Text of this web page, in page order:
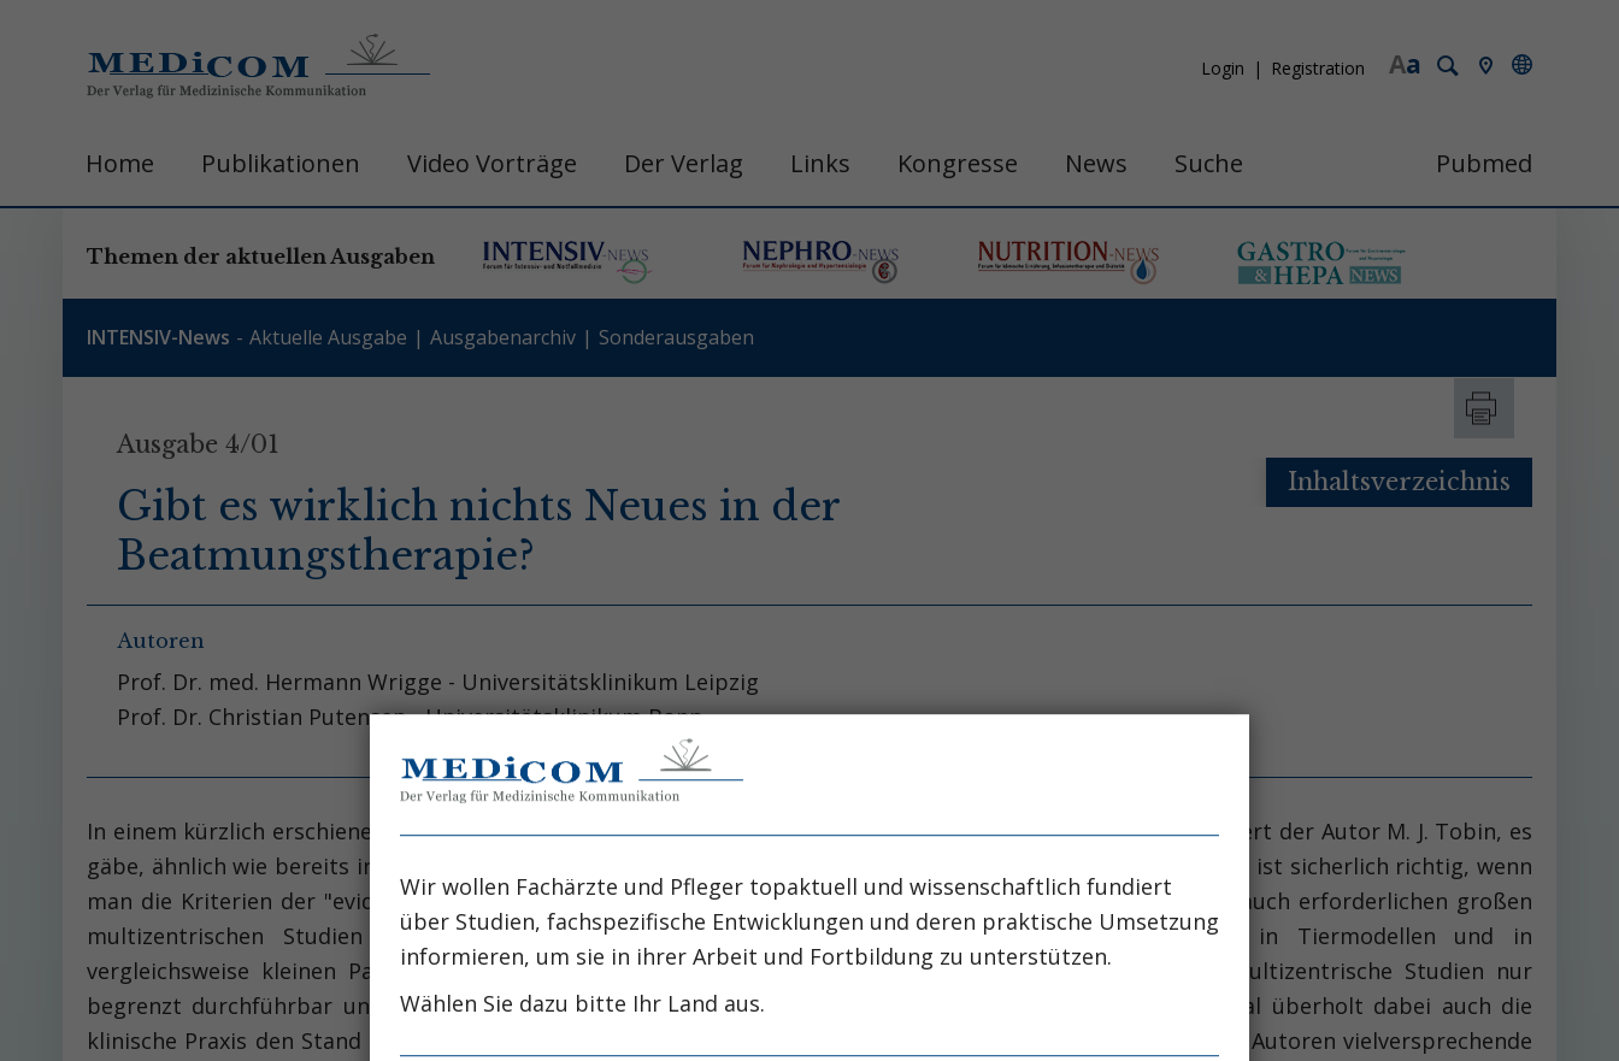
a
A
Login Registration
Home Publikationen Video Vorträge Der Verlag Links Kongresse News Suche Pubmed
Themen der aktuellen Ausgaben
INTENSIV-News Aktuelle Ausgabe Ausgabenarchiv Sonderausgaben
Ausgabe 4/01
Gibt es wirklich nichts Neues in der
Beatmungstherapie?
Autoren
Prof. Dr. med. Hermann Wrigge - Universitätsklinikum Leipzig
Prof. Dr. Christian Putensen - Universitätsklinikum Bonn
Inhaltsverzeichnis
In einem kürzlich erschienenen Übersichtsartikel zum Thema Neuerungen in der Beatmungstherapie konstatiert der Autor M. J. Tobin, es
gäbe, ähnlich wie bereits in seinem früheren Beitrag von 1994, eigentlich wenig Neues auf diesem Gebiet. Dies ist sicherlich richtig, wenn
man die Kriterien der "evidence based medicine" zu Grunde legt. Dennoch sollte beachtet werden, dass die auch erforderlichen großen
multizentrischen Studien auf pathophysiologischen und klinischen Hypothesen basieren, die vorher in Tiermodellen und in
vergleichsweise kleinen Patientenkollektiven evaluiert wurden. Wegen des hohen Aufwands sind große multizentrische Studien nur
begrenzt durchführbar und können daher nur den Endpunkt wissenschaftlicher Arbeit darstellen. Manchmal überholt dabei auch die
klinische Praxis den Stand des wissenschaftlich Erwiesenen. Nachfolgend werden einige neuere, aus Sicht der Autoren vielversprechende
Wir wollen Fachärzte und Pfleger topaktuell und wissenschaftlich fundiert
über Studien, fachspezifische Entwicklungen und deren praktische Umsetzung
informieren, um sie in ihrer Arbeit und Fortbildung zu unterstützen.
Wählen Sie dazu bitte Ihr Land aus.